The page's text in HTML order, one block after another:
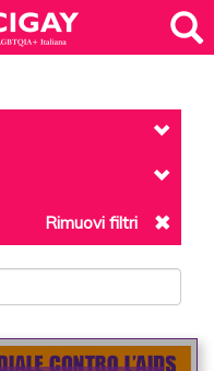
Rimuovi filtri